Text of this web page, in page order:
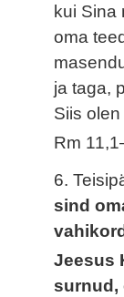
kui Sina
oma
ja taga,
Siis
Rm
6.
sind
Jeesus
surnud,